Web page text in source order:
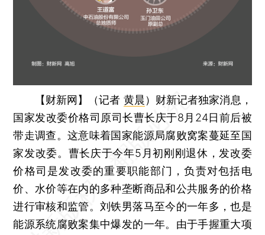
【财新网】（记者 黄晨） 财新记者独家消息，
国家发改委价格司原司长曹长庆于8月24日前后被
带走调查。这意味着国家能源局腐败窝案蔓延至国
家发改委。曹长庆于今年5月初刚刚退休，发改委
价格司是发改委的重要职能部门，负责对包括电
价、水价等在内的多种垄断商品和公共服务的价格
进行审核和监管。刘铁男落马至今的一年多，也是
能源系统腐败案集中爆发的一年。由于手握重大项